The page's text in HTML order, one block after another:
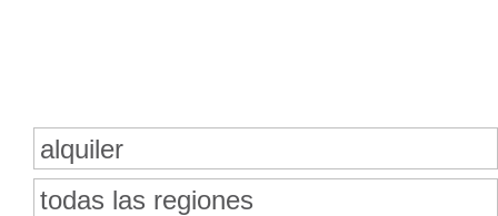
alquiler
todas las regiones